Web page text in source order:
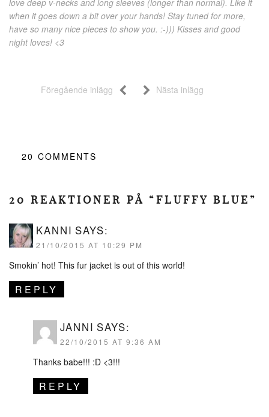
when it goes down a bit over your hands! Stay tuned for more,
have so many nice pieces to show you. :-))) Kisses and good
night loves! <3
Föregående inlägg Nästa inlägg
20 COMMENTS
20 REAKTIONER PÅ “FLUFFY BLUE”
KANNI SAYS:
21/10/2015 AT 10:29 PM
Smokin’ hot! This fur jacket is out of this world!
REPLY
JANNI SAYS:
22/10/2015 AT 9:36 AM
Thanks babe!!! :D <3!!!
REPLY